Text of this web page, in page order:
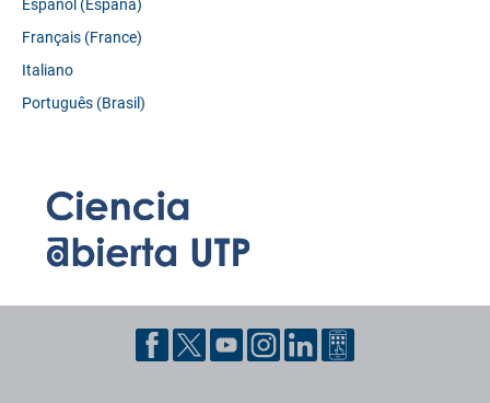
Español (España)
Français (France)
Italiano
Português (Brasil)